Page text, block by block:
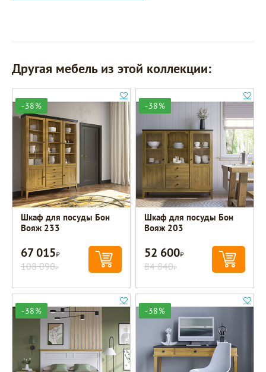
Другая мебель из этой коллекции:
-38%
Шкаф для посуды Бон
Вояж 233
67 015Р
108 090Р
-38%
Шкаф для посуды Бон
Вояж 203
52 600Р
84 840Р
-38% -38%